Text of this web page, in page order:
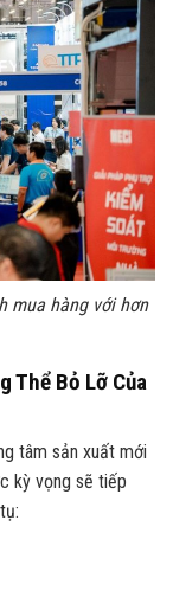
mua hàng với hơn
Thể Bỏ Lỡ Của
tâm sản xuất mới
kỳ vọng sẽ tiếp